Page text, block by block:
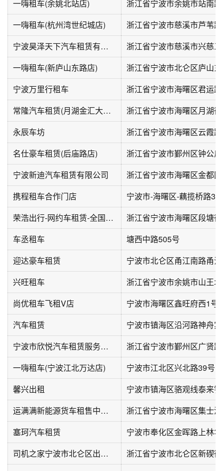
一嗨租车(余姚北站店)
浙江省宁波市余姚市站南
一嗨租车(杭州湾世纪城店)
浙江省宁波市慈溪市芦苇
宁波昊泽天下汽车租赁有限公司
一嗨租车(新庐山东路店)
浙江省宁波市北仑区庐山
宁波万里行租车
常隆汽车租赁(月湖金汇大厦店)
永辰车坊
浙江省宁波市海曙区云霞
名仕豪车租赁(后庙路店)
宁波新迪汽车租赁有限公司
浙江省宁波市海曙区金都
携程租车合作门店
宁波市-海曙区-藕揽桥路
荣浩出行-网约车租赁-全国超40000台直营车
车丞租车
塘西中路505号
迎达豪车租赁
宁波市北仑区甬江南路甬
兴旺租车
浙江省宁波市余姚市山王
尚优租车飞租V店
宁波市海曙区鑫旺府西1号
汽车租赁
宁波市欣悦汽车租赁服务有限公司
浙江省宁波市鄞州区广贤
一嗨租车(宁波江北万达店)
宁波市江北区兴北路39号
馨兴出租
运满满新能源货车租售中心(华晟·樱花里店)
塞珂汽车租赁
宁波市奉化区金晖路上林
司机之家宁波市北仑区出租车网约车服务中心